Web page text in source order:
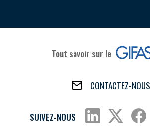
Tout savoir sur le
CONTACTEZ-NOUS
SUIVEZ-NOUS